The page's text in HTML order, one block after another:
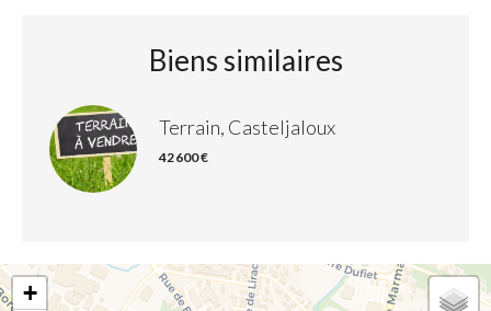
Biens similaires
Terrain, Casteljaloux
42 600 €
+